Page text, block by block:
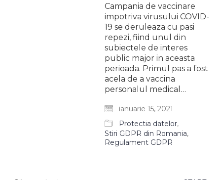
Campania de vaccinare
impotriva virusului COVID-
19 se deruleaza cu pasi
repezi, fiind unul din
subiectele de interes
public major in aceasta
perioada. Primul pas a fost
acela de a vaccina
personalul medical…
ianuarie 15, 2021
Protectia datelor,
Stiri GDPR din Romania,
Regulament GDPR